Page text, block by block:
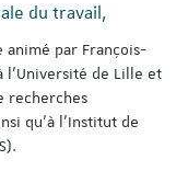
du travail,
par François-
l’Université de Lille et
recherches
qu'à l’Institut de